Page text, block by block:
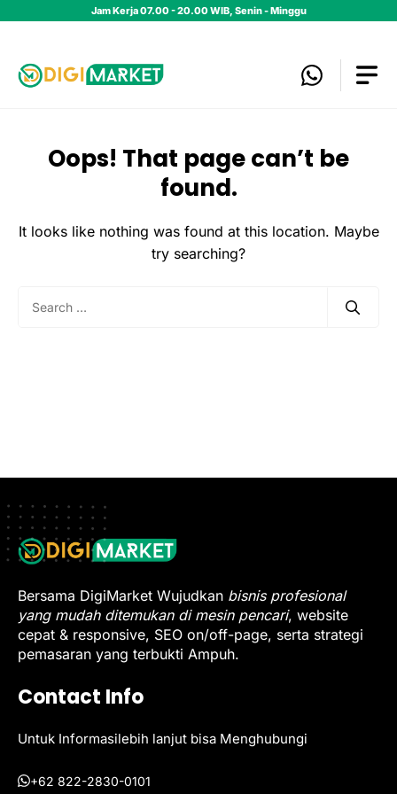
Jam Kerja 07.00 - 20.00 WIB, Senin - Minggu
Oops! That page can’t be
found.
It looks like nothing was found at this location. Maybe
try searching?
Bersama DigiMarket Wujudkan bisnis profesional
yang mudah ditemukan di mesin pencari, website
cepat & responsive, SEO on/off-page, serta strategi
pemasaran yang terbukti Ampuh.
Contact Info
Untuk Informasilebih lanjut bisa Menghubungi
+62 822-2830-0101